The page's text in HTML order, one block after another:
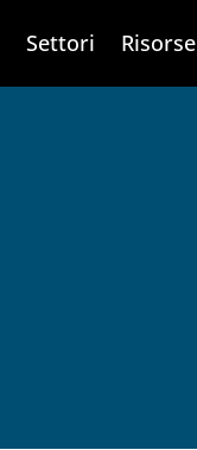
Settori Risorse